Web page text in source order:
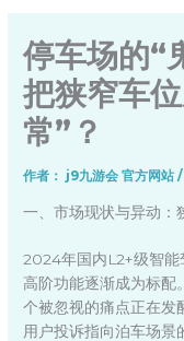
停车场的“
把狭窄车
常”？
作者： j9九游会 官方网站
一、市场现状与异动：
2024年国内L2+级智能
高阶功能逐渐成为标配
个被忽视的痛点正在
用户投诉指向泊车场景